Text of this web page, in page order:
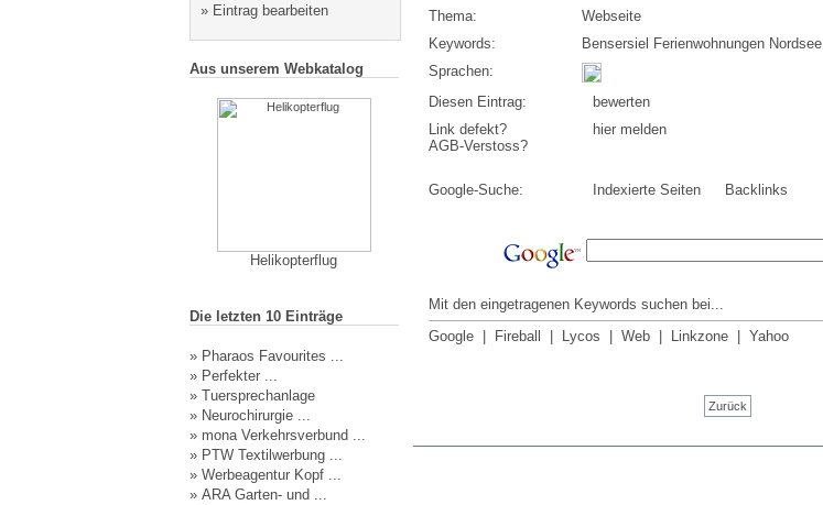
» Eintrag bearbeiten
Aus unserem Webkatalog
Helikopterflug
Die letzten 10 Einträge
» Pharaos Favourites ...
» Perfekter ...
» Tuersprechanlage
» Neurochirurgie ...
» mona Verkehrsverbund ...
» PTW Textilwerbung ...
» Werbeagentur Kopf ...
» ARA Garten- und ...
Thema:
Webseite
Keywords:
Bensersiel Ferienwohnungen Nordsee
Sprachen:
Diesen Eintrag:
bewerten
Link defekt?
AGB-Verstoss?
hier melden
Google-Suche: Indexierte Seiten Backlinks
Mit den eingetragenen Keywords suchen bei...
Google| Fireball Lycos Web| Linkzone| Yahoo
Zurück